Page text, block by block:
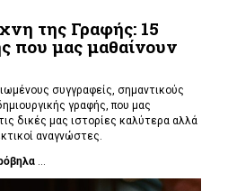
της Γραφής: 15
που μας μαθαίνουν
συγγραφείς, σημαντικούς
γραφής, που μας
δικές μας ιστορίες καλύτερα αλλά
αναγνώστες.